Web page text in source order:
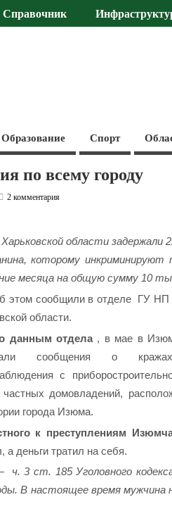
Справочник
Образование Спорт
по всему городу
2 комментария
области задержали
которому инкриминируют
месяца на общую сумму 10
этом сообщили в отделе ГУ НП
области.
данным отдела , в мае в
сообщения о
с
домовладений,
города Изюма.
к преступлениям
деньги тратил на себя.
3 ст. 185 Уголовного
В настоящее время мужчина